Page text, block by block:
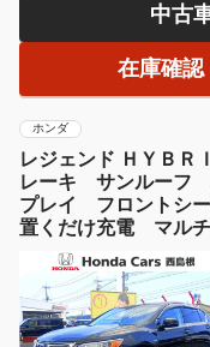
中古
在庫確認
ホンダ
レジェンド ＨＹＢ
レーキ サンルーフ
プレイ フロントシ
置くだけ充電 マル
ト ルームクリーニ